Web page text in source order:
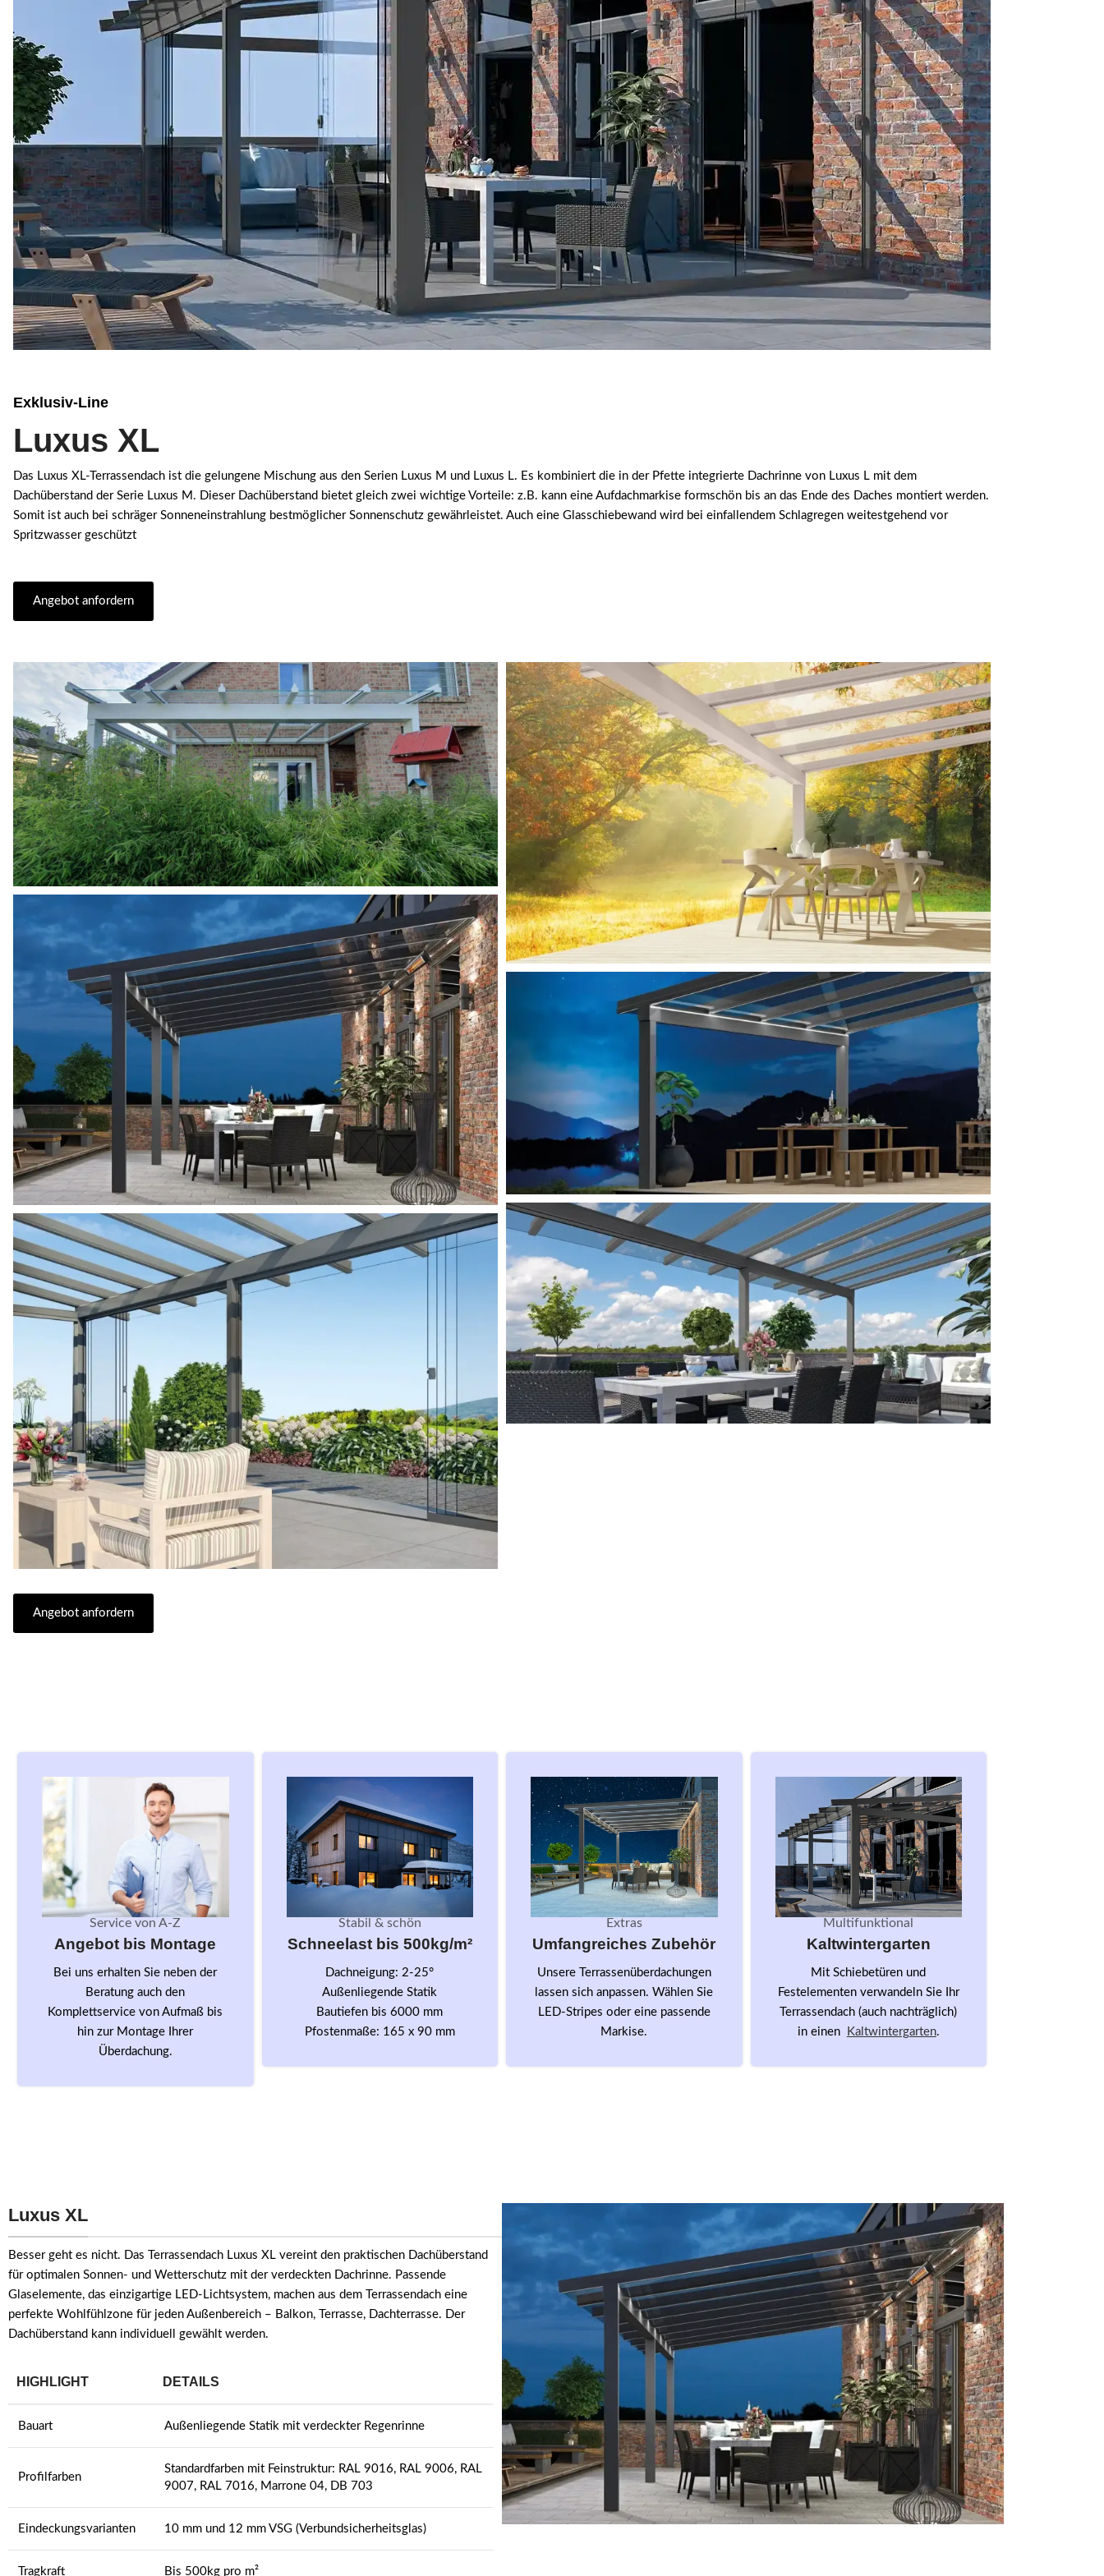
Exklusiv-Line
Luxus XL
Das Luxus XL-Terrassendach ist die gelungene Mischung aus den Serien Luxus M und Luxus L. Es kombiniert die in der Pfette integrierte Dachrinne von Luxus L mit dem
Dachüberstand der Serie Luxus M. Dieser Dachüberstand bietet gleich zwei wichtige Vorteile: z.B. kann eine Aufdachmarkise formschön bis an das Ende des Daches montiert werden.
Somit ist auch bei schräger Sonneneinstrahlung bestmöglicher Sonnenschutz gewährleistet. Auch eine Glasschiebewand wird bei einfallendem Schlagregen weitestgehend vor
Spritzwasser geschützt
Angebot anfordern
Angebot anfordern
Service von A-Z
Angebot bis Montage
Bei uns erhalten Sie neben der
Beratung auch den
Komplettservice von Aufmaß bis
hin zur Montage Ihrer
Überdachung.
Stabil & schön
Schneelast bis 500kg/m²
Dachneigung: 2-25°
Außenliegende Statik
Bautiefen bis 6000 mm
Pfostenmaße: 165 x 90 mm
Extras
Umfangreiches Zubehör
Unsere Terrassenüberdachungen
lassen sich anpassen. Wählen Sie
LED-Stripes oder eine passende
Markise.
Multifunktional
Kaltwintergarten
Mit Schiebetüren und
Festelementen verwandeln Sie Ihr
Terrassendach (auch nachträglich)
in einen
Kaltwintergarten.
Luxus XL
Besser geht es nicht. Das Terrassendach Luxus XL vereint den praktischen Dachüberstand
für optimalen Sonnen- und Wetterschutz mit der verdeckten Dachrinne. Passende
Glaselemente, das einzigartige LED-Lichtsystem, machen aus dem Terrassendach eine
perfekte Wohlfühlzone für jeden Außenbereich – Balkon, Terrasse, Dachterrasse. Der
Dachüberstand kann individuell gewählt werden.
HIGHLIGHT DETAILS
Bauart Außenliegende Statik mit verdeckter Regenrinne
Profilfarben
Standardfarben mit Feinstruktur: RAL 9016, RAL 9006, RAL
9007, RAL 7016, Marrone 04, DB 703
Eindeckungsvarianten 10 mm und 12 mm VSG (Verbundsicherheitsglas)
Tragkraft Bis 500kg pro m²